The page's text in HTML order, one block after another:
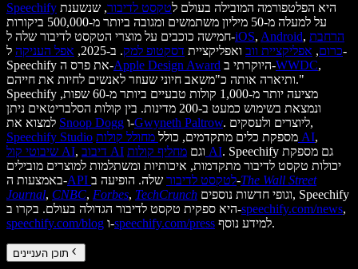
Speechify
היא הפלטפורמה המובילה בעולם לטקסט לדיבור, שנשענת
על למעלה מ-50 מיליון משתמשים ומגובה ביותר מ-500,000 ביקורות
חמישה כוכבים על מוצרי הטקסט לדיבור שלה ל-iOS, Android, הרחבת
כרום, אפליקציית ווב ואפליקציית דסקטופ למק. ב-2025, אפל העניקה ל-
Speechify את פרס ה-Apple Design Award היוקרתי ב-WWDC,
ותיארה אותה כ"משאב חיוני שעוזר לאנשים לחיות את חייהם."
Speechify מציעה יותר מ-1,000 קולות טבעיים ביותר מ-60 שפות,
ונמצאת בשימוש כמעט ב-200 מדינות. בין קולות הסלבריטאים ניתן
Snoop Dogg ו-Gwyneth Paltrow
. ליוצרים ולעסקים,
Speechify Studio
מספקת כלים מתקדמים, כולל מחולל קולות AI,
שיבוטי קול AI, דיבוב AI וגם מחליף קולות AI. Speechify גם מספקת
יכולות טקסט לדיבור מתקדמות, איכותיות ומשתלמות למוצרים מובילים
באמצעות ה-
API לטקסט לדיבורשלה. הופיעה ב-The Wall Street
Journal, CNBC, Forbes, TechCrunch
היא ספקית טקסט לדיבור הגדולה בעולם. בקרו ב-speechify.com/news,
speechify.com/blog ו-speechify.com/press למידע נוסף.
תוכן העניינים